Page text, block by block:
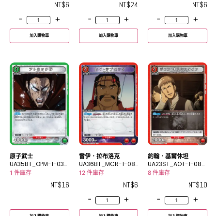
NT$6
-
+
加入購物車
NT$24
-
+
加入購物車
NT$6
-
+
加入購物車
原子武士
UA35BT_OPM-1-038
R1 件庫存
NT$16
雷伊．拉布洛克
UA36BT_MCR-1-08
7C
12 件庫存
NT$6
-
+
約翰．基爾休坦
UA23ST_AOT-1-084
U
8 件庫存
NT$10
-
+